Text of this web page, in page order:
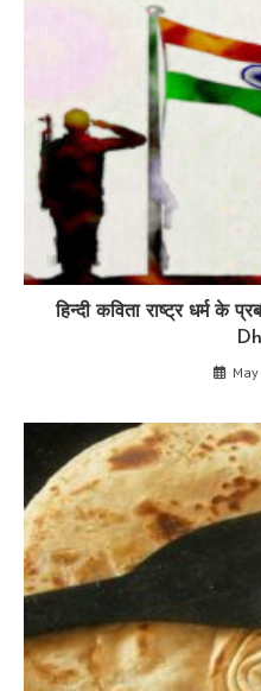
हिन्दी कविता राष्ट्र धर्म